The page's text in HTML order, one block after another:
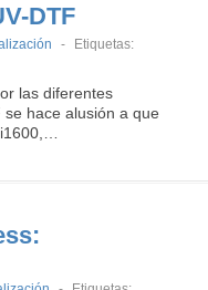
DTF
-
Etiquetas:
las diferentes
hace alusión a que
i1600,…